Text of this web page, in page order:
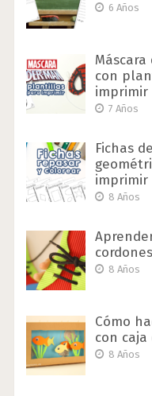
6 Años
Máscara
con
imprimir
7 Años
Fichas
8 Años
8 Años
Cómo
con
8 Años